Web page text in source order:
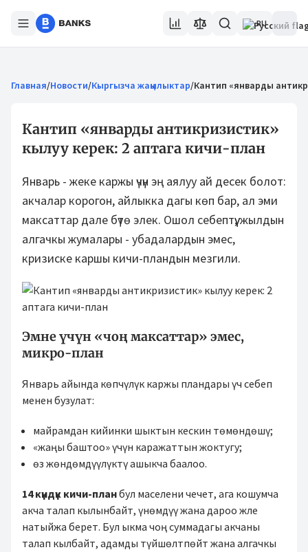
RU
Главная/Новости/Кыргызча жаңылыктар/Кантип «январды
Кантип «январды антикризистик»
кылуу керек: 2 аптага кичи-план
Январь - жеке каржы үчүн эң аялуу ай десек болот:
акчалар корогон, айлыкка дагы көп бар, ал эми
максаттар дале бүтө элек. Ошол себептүү, жылдын
алгачкы жумалары - убадалардын эмес,
кризиске каршы кичи-пландын мезгили.
Эмне үчүн «чоң максаттар» эмес,
микро-план
Январь айында көпчүлүк каржы пландары үч себеп
менен бузулат:
майрамдан кийинки шыктын кескин төмөндөшү;
«жаңы баштоо» үчүн каражаттын жоктугу;
өз жөндөмдүүлүктү ашыкча баалоо.
14 күндүк кичи-планбул маселени чечет, ага кошумча
акча талап кылынбайт, үнөмдүү жана дароо жле
натыйжа берет. Бул ыкма чоң суммадагы акчаны
талап кылбайт, адамды түйшөлтпөйт жана алгачкы